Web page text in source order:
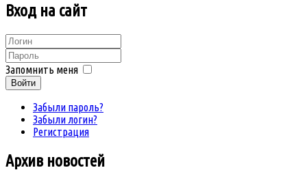
Вход на сайт
Запомнить меня
Войти
Забыли пароль?
Забыли логин?
Регистрация
Архив новостей